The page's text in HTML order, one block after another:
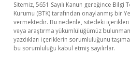
Sitemiz, 5651 Sayılı Kanun gereğince Bilgi
Kurumu (BTK) tarafından onaylanmış bir
vermektedir. Bu nedenle, sitedeki
veya araştırma yükümlülüğümüz
yazdıkları içeriklerin sorumluluğunu
bu sorumluluğu kabul etmiş sayılırlar.